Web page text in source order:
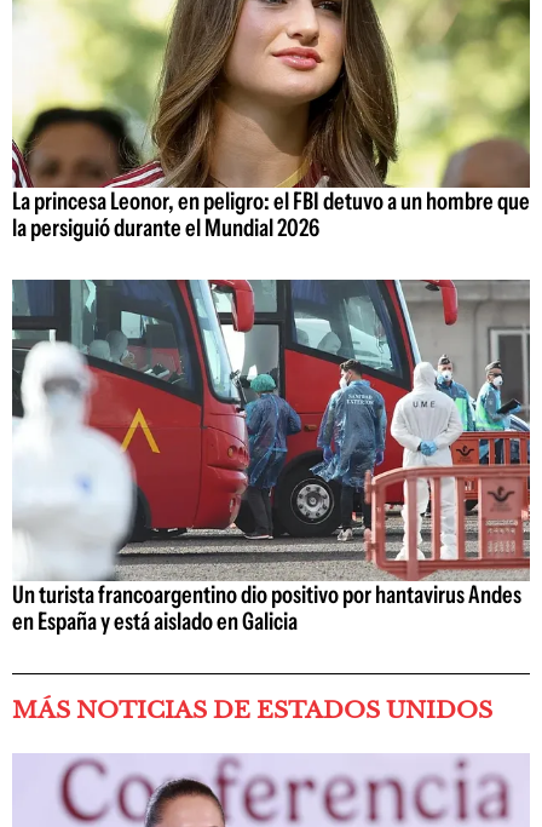
La princesa Leonor, en peligro: el FBI detuvo a un hombre que
la persiguió durante el Mundial 2026
Un turista francoargentino dio positivo por hantavirus Andes
en España y está aislado en Galicia
MÁS NOTICIAS DE ESTADOS UNIDOS